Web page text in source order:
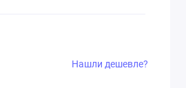
Нашли дешевле?